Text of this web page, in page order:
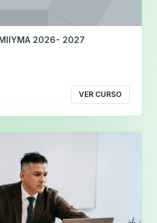
2026- 2027
VER CURSO